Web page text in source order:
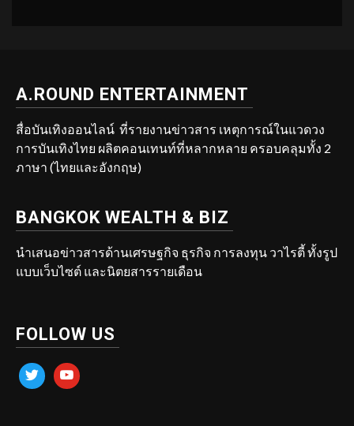
A.ROUND ENTERTAINMENT
สื่อบันเทิงออนไลน์ ที่รายงานข่าวสาร เหตุการณ์ในแวดวง
การบันเทิงไทย ผลิตคอนเทนท์ที่หลากหลาย ครอบคลุมทั้ง 2
ภาษา (ไทยและอังกฤษ)
BANGKOK WEALTH & BIZ
นำเสนอข่าวสารด้านเศรษฐกิจ ธุรกิจ การลงทุน วาไรตี้ ทั้งรูป
แบบเว็บไซต์ และนิตยสารรายเดือน
FOLLOW US
twitter youtube